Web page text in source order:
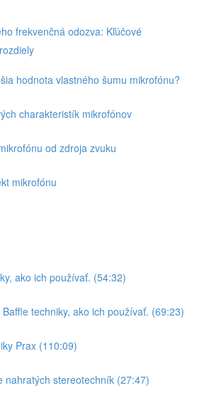
frekvenčná odozva: Kľúčové
hodnota vlastného šumu mikrofónu?
charakteristík mikrofónov
od zdroja zvuku
mikrofónu
ako ich používať. (54:32)
techniky, ako ich používať. (69:23)
Prax (110:09)
nahratých stereotechník (27:47)